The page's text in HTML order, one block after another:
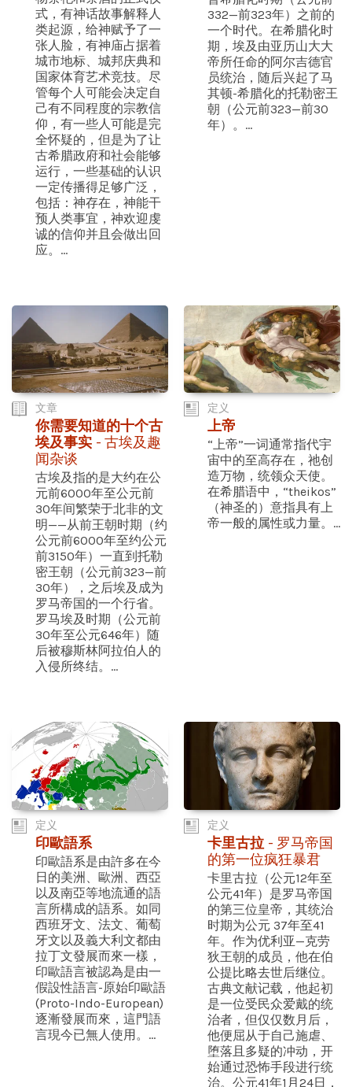
式，有神话故事解释人
类起源，给神赋予了一
张人脸，有神庙占据着
城市地标、城邦庆典和
国家体育艺术竞技。尽
管每个人可能会决定自
己有不同程度的宗教信
仰，有一些人可能是完
全怀疑的，但是为了让
古希腊政府和社会能够
运行，一些基础的认识
一定传播得足够广泛，
包括：神存在，神能干
预人类事宜，神欢迎虔
诚的信仰并且会做出回
应。...
332—前323年）之前的
一个时代。在希腊化时
期，埃及由亚历山大大
帝所任命的阿尔吉德官
员统治，随后兴起了马
其顿-希腊化的托勒密王
朝（公元前323—前30
年）。...
文章
你需要知道的十个古
埃及事实 - 古埃及趣
闻杂谈
古埃及指的是大约在公
元前6000年至公元前
30年间繁荣于北非的文
明——从前王朝时期（约
公元前6000年至约公元
前3150年）一直到托勒
密王朝（公元前323—前
30年），之后埃及成为
罗马帝国的一个行省。
罗马埃及时期（公元前
30年至公元646年）随
后被穆斯林阿拉伯人的
入侵所终结。...
定义
上帝
“上帝”一词通常指代宇
宙中的至高存在，祂创
造万物，统领众天使。
在希腊语中，“theikos”
（神圣的）意指具有上
帝一般的属性或力量。...
定义
印歐語系
印歐語系是由許多在今
日的美洲、歐洲、西亞
以及南亞等地流通的語
言所構成的語系。如同
西班牙文、法文、葡萄
牙文以及義大利文都由
拉丁文發展而來一樣，
印歐語言被認為是由一
假設性語言-原始印歐語
(Proto-Indo-European)
逐漸發展而來，這門語
言現今已無人使用。...
定义
卡里古拉 - 罗马帝国
的第一位疯狂暴君
卡里古拉（公元12年至
公元41年）是罗马帝国
的第三位皇帝，其统治
时期为公元 37年至41
年。作为优利亚—克劳
狄王朝的成员，他在伯
公提比略去世后继位。
古典文献记载，他起初
是一位受民众爱戴的统
治者，但仅仅数月后，
他便屈从于自己施虐、
堕落且多疑的冲动，开
始通过恐怖手段进行统
治。公元41年1月24日，